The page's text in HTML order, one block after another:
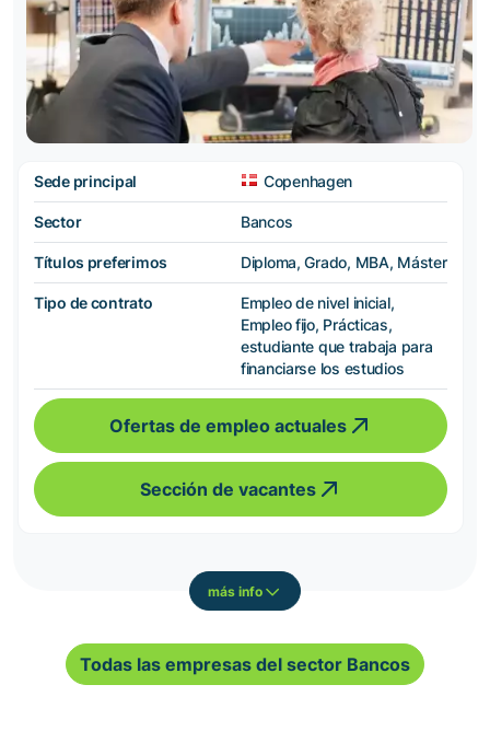
Sede principal Copenhagen
Sector Bancos
Títulos preferimos Diploma, Grado, MBA, Máster
Tipo de contrato
Empleo de nivel inicial,
Empleo fijo, Prácticas,
estudiante que trabaja para
financiarse los estudios
Ofertas de empleo actuales
Sección de vacantes
más info
Todas las empresas del sector Bancos